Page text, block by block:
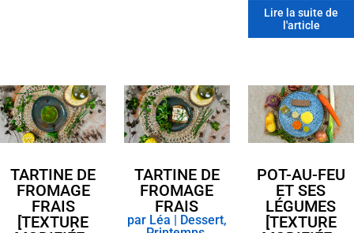
Lire la suite de
l'article
TARTINE DE
FROMAGE
FRAIS
[TEXTURE
TARTINE DE
FROMAGE
FRAIS
par Léa | Dessert,
POT-AU-FEU
ET SES
LÉGUMES
[TEXTURE